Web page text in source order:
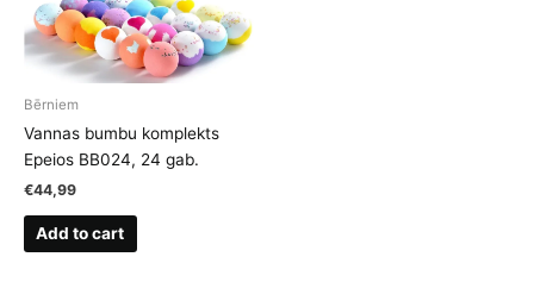
Bērniem
Vannas bumbu komplekts
Epeios BB024, 24 gab.
€44,99
Add to cart